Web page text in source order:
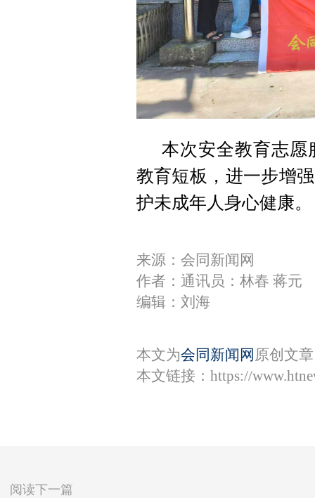
本次安全教育志愿
教育短板，进一步增
护未成年人身心健康。
来源：会同新闻网
作者：通讯员：林春 蒋元
编辑：刘海
本文为会同新闻网 原创文
本文链接： https://
阅读下一篇